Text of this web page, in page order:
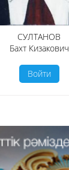
СУЛТАНОВ
Бахт Кизакович
Войти